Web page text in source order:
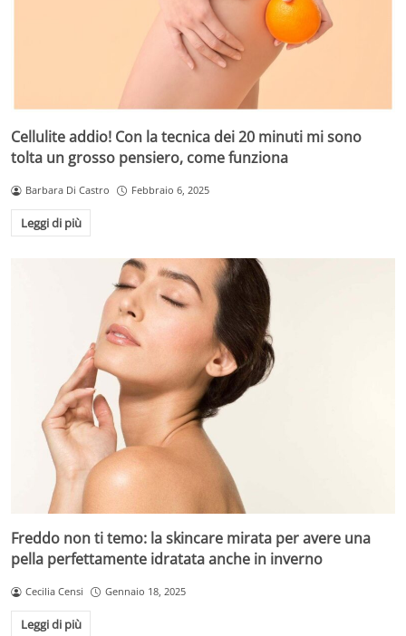
Cellulite addio! Con la tecnica dei 20 minuti mi sono
tolta un grosso pensiero, come funziona
Barbara Di Castro Febbraio 6, 2025
Leggi di più
Freddo non ti temo: la skincare mirata per avere una
pella perfettamente idratata anche in inverno
Cecilia Censi Gennaio 18, 2025
Leggi di più